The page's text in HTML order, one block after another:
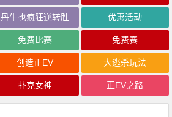
丹牛也疯狂逆转胜 优惠活动
免费比赛 免费赛
创造正EV 大逃杀玩法
扑克女神 正EV之路